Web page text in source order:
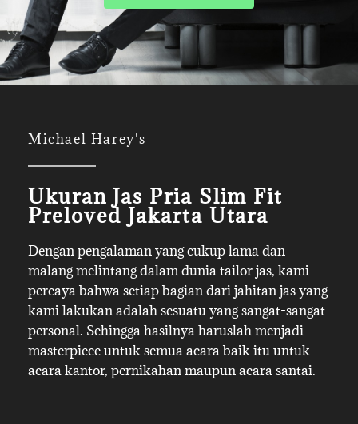
Michael Harey's
Ukuran Jas Pria Slim Fit
Preloved Jakarta Utara
Dengan pengalaman yang cukup lama dan
malang melintang dalam dunia tailor jas, kami
percaya bahwa setiap bagian dari jahitan jas yang
kami lakukan adalah sesuatu yang sangat-sangat
personal. Sehingga hasilnya haruslah menjadi
masterpiece untuk semua acara baik itu untuk
acara kantor, pernikahan maupun acara santai.